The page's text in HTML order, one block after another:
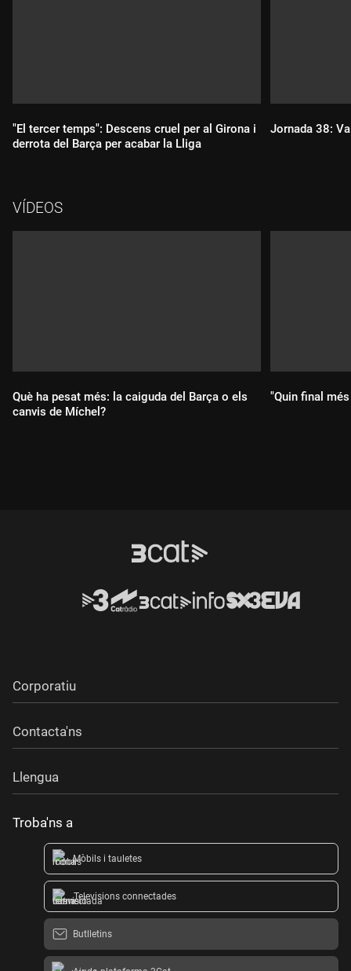
"El tercer temps": Descens cruel per al Girona i
derrota del Barça per acabar la Lliga
Durada:
Jornada 38:
VÍDEOS
Què ha pesat més: la caiguda del Barça o els
canvis de Míchel?
"Quin final
Corporatiu
Contacta'ns
Llengua
Troba'ns a
Mòbils i tauletes
Televisions connectades
Butlletins